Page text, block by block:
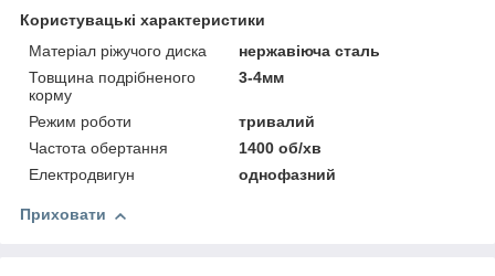
Користувацькі характеристики
Матеріал ріжучого диска
нержавіюча сталь
Товщина подрібненого
корму
3-4мм
Режим роботи
тривалий
Частота обертання
1400 об/хв
Електродвигун
однофазний
Приховати